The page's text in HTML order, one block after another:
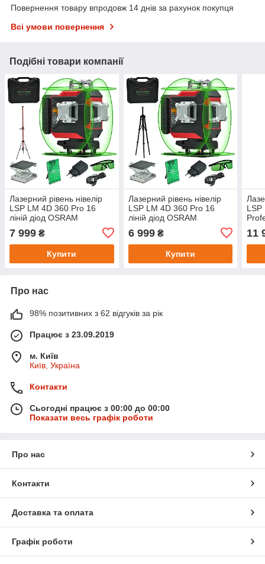
Повернення товару впродовж 14 днів за рахунок покупця
Всі умови повернення
Подібні товари компанії
Лазерний рівень нівелір
LSP LM 4D 360 Pro 16
ліній діод OSRAM
штанга з мікроліфтом 3,6
м з штативом
7 999 ₴
Купити
Лазерний рівень нівелір
LSP LM 4D 360 Pro 16
ліній діод OSRAM
штатив з мікроліфтом 1,8
м
6 999₴
Купити
LSP
11
Про нас
98% позитивних з 62 відгуків за рік
Працює з 23.09.2019
м. Київ
Київ, Україна
Контакти
Сьогодні працює з 00:00 до 00:00
Показати весь графік роботи
Про нас
Контакти
Доставка та оплата
Графік роботи